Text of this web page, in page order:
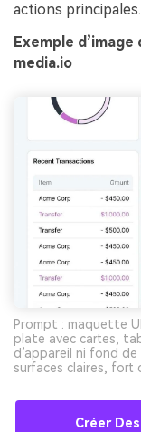
actions principales.
Exemple
media.io
Prompt : maquette
plate avec cartes,
d’appareil ni fond
surfaces claires, fort
Créer